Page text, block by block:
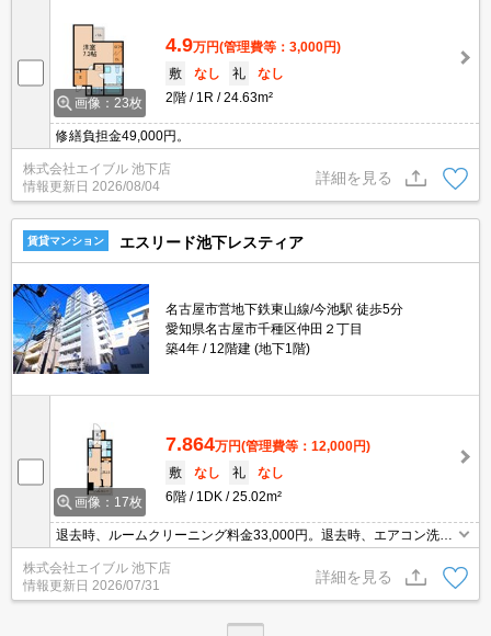
画像：23枚
4.9万円(管理費等：3,000円)
敷
なし 礼
なし
2階
1R 24.63m²
修繕負担金49,000円。
株式会社エイブル 池下店
情報更新日 2026/08/04
詳細を見る
賃貸マンション エスリード池下レスティア
名古屋市営地下鉄東山線/今池駅 徒歩5分
愛知県名古屋市千種区仲田２丁目
築4年
12階建 (地下1階)
画像：17枚
7.864万円(管理費等：12,000円)
敷
なし 礼
なし
6階
1DK 25.02m²
退去時、ルームクリーニング料金33,000円。退去時、エアコン洗浄
株式会社エイブル 池下店
情報更新日 2026/07/31
詳細を見る